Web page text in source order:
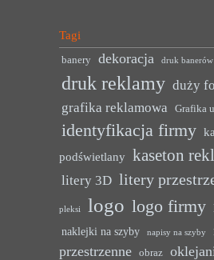
Tagi
banery dekoracja druk banerów
druk reklamy duży
grafika reklamowa Grafika
identyfikacja firmy
podświetlany kaseton
litery 3D litery
pleksi logo logo firmy
naklejki na szyby
napisy na szyby
przestrzenne
obraz